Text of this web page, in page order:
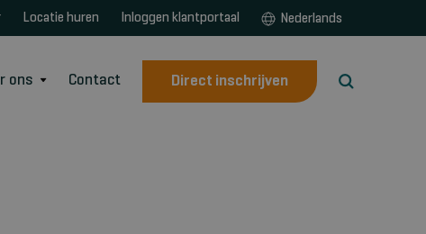
Locatie huren Inloggen klantportaal Nederlands
ons Contact Direct inschrijven